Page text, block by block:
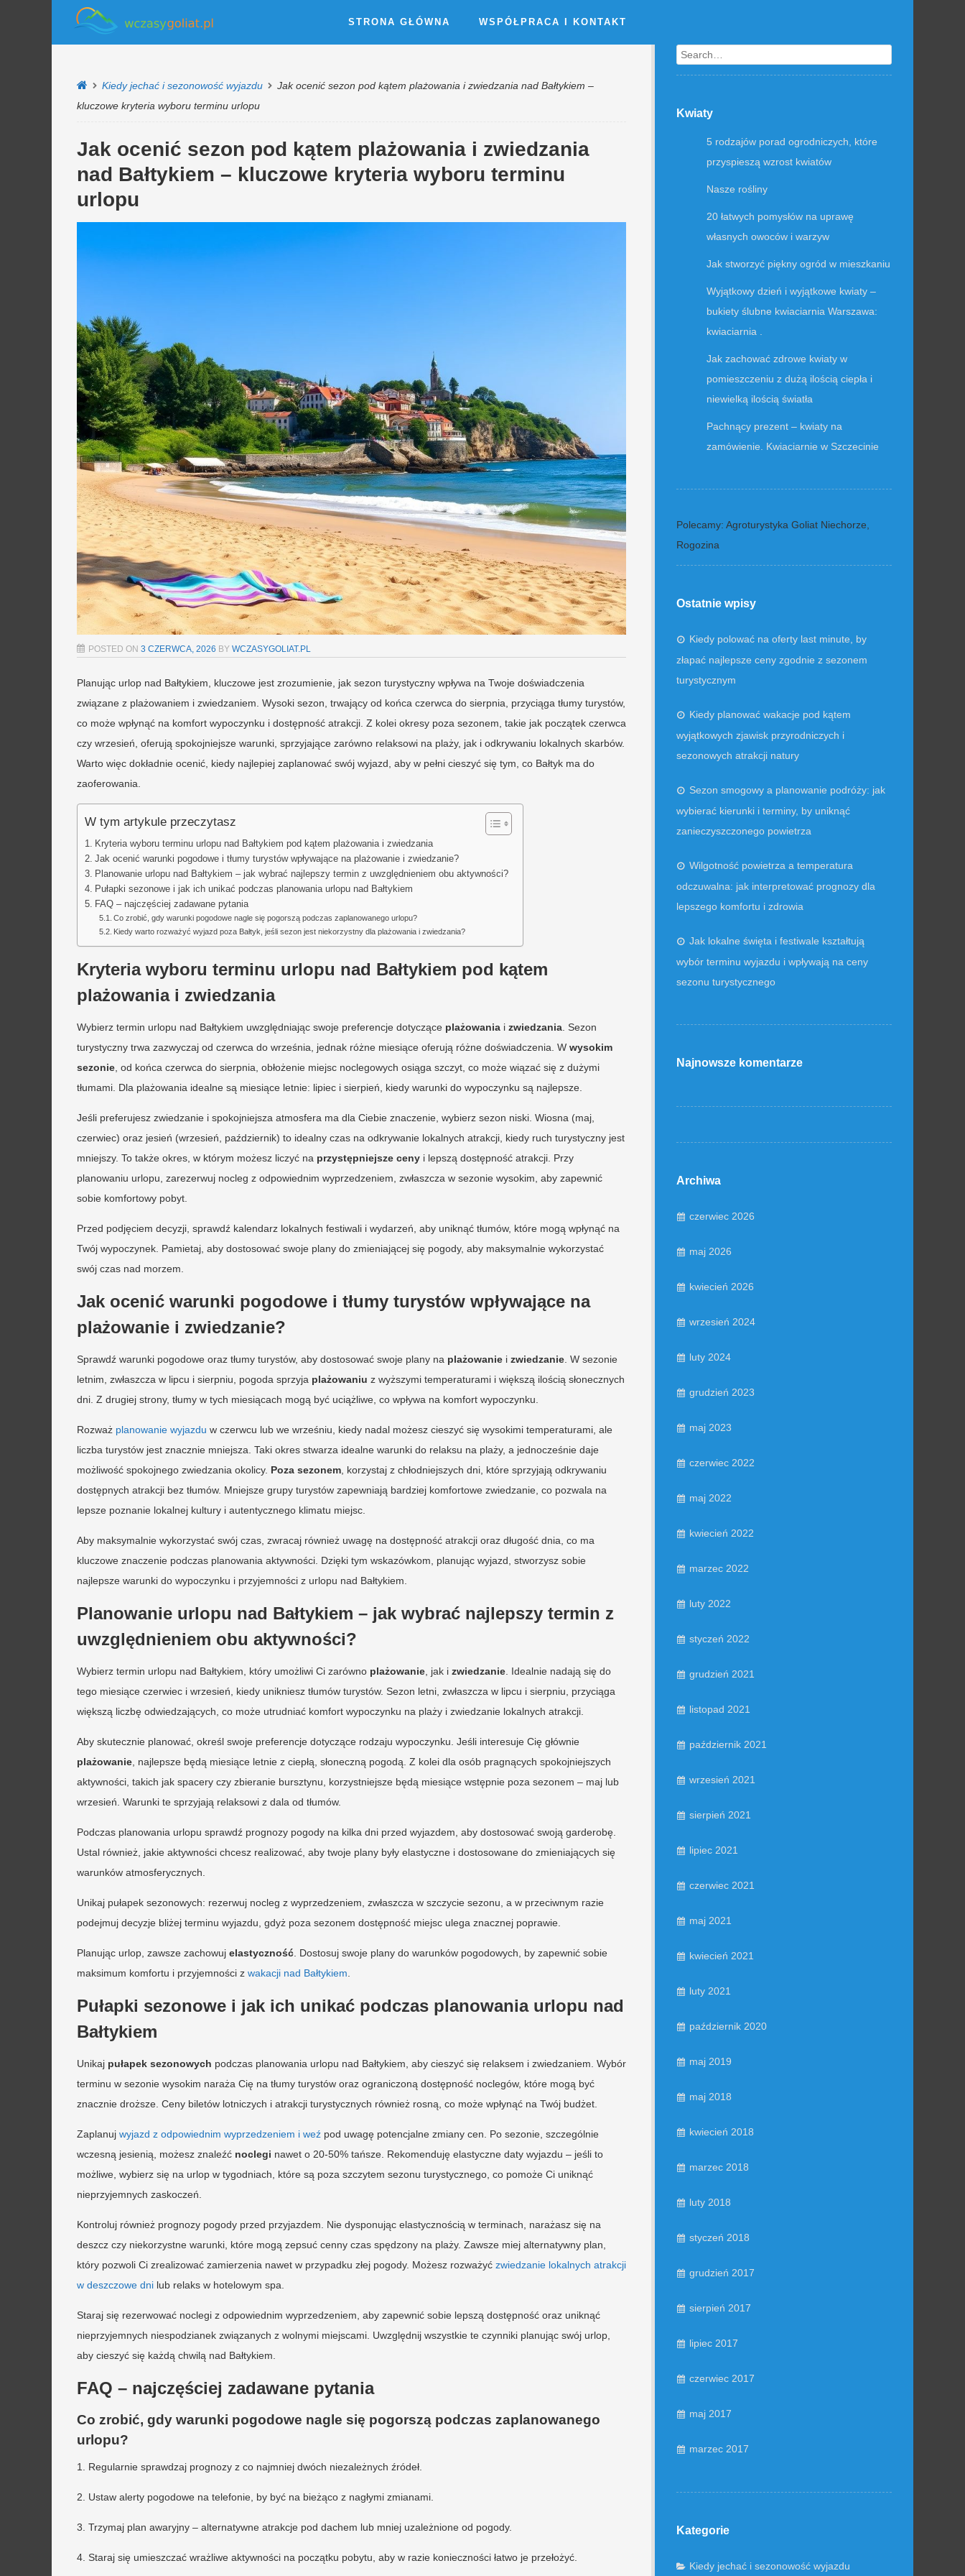
STRONA GŁÓWNA WSPÓŁPRACA I KONTAKT
Kiedy jechać i sezonowość wyjazdu
Jak ocenić sezon pod kątem plażowania i zwiedzania nad Bałtykiem –
kluczowe kryteria wyboru terminu urlopu
Jak ocenić sezon pod kątem plażowania i zwiedzania
nad Bałtykiem – kluczowe kryteria wyboru terminu
urlopu
POSTED ON 3 CZERWCA, 2026 BY WCZASYGOLIAT.PL
Planując urlop nad Bałtykiem, kluczowe jest zrozumienie, jak sezon turystyczny wpływa na Twoje doświadczenia
związane z plażowaniem i zwiedzaniem. Wysoki sezon, trwający od końca czerwca do sierpnia, przyciąga tłumy turystów,
co może wpłynąć na komfort wypoczynku i dostępność atrakcji. Z kolei okresy poza sezonem, takie jak początek czerwca
czy wrzesień, oferują spokojniejsze warunki, sprzyjające zarówno relaksowi na plaży, jak i odkrywaniu lokalnych skarbów.
Warto więc dokładnie ocenić, kiedy najlepiej zaplanować swój wyjazd, aby w pełni cieszyć się tym, co Bałtyk ma do
zaoferowania.
W tym artykule przeczytasz
Kryteria wyboru terminu urlopu nad Bałtykiem pod kątem plażowania i zwiedzania
Jak ocenić warunki pogodowe i tłumy turystów wpływające na plażowanie i zwiedzanie?
Planowanie urlopu nad Bałtykiem – jak wybrać najlepszy termin z uwzględnieniem obu aktywności?
Pułapki sezonowe i jak ich unikać podczas planowania urlopu nad Bałtykiem
FAQ – najczęściej zadawane pytania
Co zrobić, gdy warunki pogodowe nagle się pogorszą podczas zaplanowanego urlopu?
Kiedy warto rozważyć wyjazd poza Bałtyk, jeśli sezon jest niekorzystny dla plażowania i zwiedzania?
Kryteria wyboru terminu urlopu nad Bałtykiem pod kątem
plażowania i zwiedzania
Wybierz termin urlopu nad Bałtykiem uwzględniając swoje preferencje dotyczące plażowania i zwiedzania . Sezon
turystyczny trwa zazwyczaj od czerwca do września, jednak różne miesiące oferują różne doświadczenia. W wysokim
sezonie , od końca czerwca do sierpnia, obłożenie miejsc noclegowych osiąga szczyt, co może wiązać się z dużymi
tłumami. Dla plażowania idealne są miesiące letnie: lipiec i sierpień, kiedy warunki do wypoczynku są najlepsze.
Jeśli preferujesz zwiedzanie i spokojniejsza atmosfera ma dla Ciebie znaczenie, wybierz sezon niski. Wiosna (maj,
czerwiec) oraz jesień (wrzesień, październik) to idealny czas na odkrywanie lokalnych atrakcji, kiedy ruch turystyczny jest
mniejszy. To także okres, w którym możesz liczyć na przystępniejsze ceny i lepszą dostępność atrakcji. Przy
planowaniu urlopu, zarezerwuj nocleg z odpowiednim wyprzedzeniem, zwłaszcza w sezonie wysokim, aby zapewnić
sobie komfortowy pobyt.
Przed podjęciem decyzji, sprawdź kalendarz lokalnych festiwali i wydarzeń, aby uniknąć tłumów, które mogą wpłynąć na
Twój wypoczynek. Pamietaj, aby dostosować swoje plany do zmieniającej się pogody, aby maksymalnie wykorzystać
swój czas nad morzem.
Jak ocenić warunki pogodowe i tłumy turystów wpływające na
plażowanie i zwiedzanie?
Sprawdź warunki pogodowe oraz tłumy turystów, aby dostosować swoje plany na plażowanie i zwiedzanie . W sezonie
letnim, zwłaszcza w lipcu i sierpniu, pogoda sprzyja plażowaniu z wyższymi temperaturami i większą ilością słonecznych
dni. Z drugiej strony, tłumy w tych miesiącach mogą być uciążliwe, co wpływa na komfort wypoczynku.
Rozważ planowanie wyjazdu w czerwcu lub we wrześniu, kiedy nadal możesz cieszyć się wysokimi temperaturami, ale
liczba turystów jest znacznie mniejsza. Taki okres stwarza idealne warunki do relaksu na plaży, a jednocześnie daje
możliwość spokojnego zwiedzania okolicy. Poza sezonem , korzystaj z chłodniejszych dni, które sprzyjają odkrywaniu
dostępnych atrakcji bez tłumów. Mniejsze grupy turystów zapewniają bardziej komfortowe zwiedzanie, co pozwala na
lepsze poznanie lokalnej kultury i autentycznego klimatu miejsc.
Aby maksymalnie wykorzystać swój czas, zwracaj również uwagę na dostępność atrakcji oraz długość dnia, co ma
kluczowe znaczenie podczas planowania aktywności. Dzięki tym wskazówkom, planując wyjazd, stworzysz sobie
najlepsze warunki do wypoczynku i przyjemności z urlopu nad Bałtykiem.
Planowanie urlopu nad Bałtykiem – jak wybrać najlepszy termin z
uwzględnieniem obu aktywności?
Wybierz termin urlopu nad Bałtykiem, który umożliwi Ci zarówno plażowanie , jak i zwiedzanie . Idealnie nadają się do
tego miesiące czerwiec i wrzesień, kiedy unikniesz tłumów turystów. Sezon letni, zwłaszcza w lipcu i sierpniu, przyciąga
większą liczbę odwiedzających, co może utrudniać komfort wypoczynku na plaży i zwiedzanie lokalnych atrakcji.
Aby skutecznie planować, określ swoje preferencje dotyczące rodzaju wypoczynku. Jeśli interesuje Cię głównie
plażowanie , najlepsze będą miesiące letnie z ciepłą, słoneczną pogodą. Z kolei dla osób pragnących spokojniejszych
aktywności, takich jak spacery czy zbieranie bursztynu, korzystniejsze będą miesiące wstępnie poza sezonem – maj lub
wrzesień. Warunki te sprzyjają relaksowi z dala od tłumów.
Podczas planowania urlopu sprawdź prognozy pogody na kilka dni przed wyjazdem, aby dostosować swoją garderobę.
Ustal również, jakie aktywności chcesz realizować, aby twoje plany były elastyczne i dostosowane do zmieniających się
warunków atmosferycznych.
Unikaj pułapek sezonowych: rezerwuj nocleg z wyprzedzeniem, zwłaszcza w szczycie sezonu, a w przeciwnym razie
podejmuj decyzje bliżej terminu wyjazdu, gdyż poza sezonem dostępność miejsc ulega znacznej poprawie.
Planując urlop, zawsze zachowuj elastyczność . Dostosuj swoje plany do warunków pogodowych, by zapewnić sobie
maksimum komfortu i przyjemności z wakacji nad Bałtykiem
Pułapki sezonowe i jak ich unikać podczas planowania urlopu nad
Bałtykiem
Unikaj pułapek sezonowych podczas planowania urlopu nad Bałtykiem, aby cieszyć się relaksem i zwiedzaniem. Wybór
terminu w sezonie wysokim naraża Cię na tłumy turystów oraz ograniczoną dostępność noclegów, które mogą być
znacznie droższe. Ceny biletów lotniczych i atrakcji turystycznych również rosną, co może wpłynąć na Twój budżet.
Zaplanuj wyjazd z odpowiednim wyprzedzeniem i weź pod uwagę potencjalne zmiany cen. Po sezonie, szczególnie
wczesną jesienią, możesz znaleźć noclegi nawet o 20-50% tańsze. Rekomenduję elastyczne daty wyjazdu – jeśli to
możliwe, wybierz się na urlop w tygodniach, które są poza szczytem sezonu turystycznego, co pomoże Ci uniknąć
nieprzyjemnych zaskoczeń.
Kontroluj również prognozy pogody przed przyjazdem. Nie dysponując elastycznością w terminach, narażasz się na
deszcz czy niekorzystne warunki, które mogą zepsuć cenny czas spędzony na plaży. Zawsze miej alternatywny plan,
który pozwoli Ci zrealizować zamierzenia nawet w przypadku złej pogody. Możesz rozważyć zwiedzanie lokalnych atrakcji
w deszczowe dni lub relaks w hotelowym spa.
Staraj się rezerwować noclegi z odpowiednim wyprzedzeniem, aby zapewnić sobie lepszą dostępność oraz uniknąć
nieprzyjemnych niespodzianek związanych z wolnymi miejscami. Uwzględnij wszystkie te czynniki planując swój urlop,
aby cieszyć się każdą chwilą nad Bałtykiem.
FAQ – najczęściej zadawane pytania
Co zrobić, gdy warunki pogodowe nagle się pogorszą podczas zaplanowanego
urlopu?
1. Regularnie sprawdzaj prognozy z co najmniej dwóch niezależnych źródeł.
2. Ustaw alerty pogodowe na telefonie, by być na bieżąco z nagłymi zmianami.
3. Trzymaj plan awaryjny – alternatywne atrakcje pod dachem lub mniej uzależnione od pogody.
4. Staraj się umieszczać wrażliwe aktywności na początku pobytu, aby w razie konieczności łatwo je przełożyć.
Search
Kwiaty
5 rodzajów porad ogrodniczych, które
przyspieszą wzrost kwiatów
Nasze rośliny
20 łatwych pomysłów na uprawę
własnych owoców i warzyw
Jak stworzyć piękny ogród w mieszkaniu
Wyjątkowy dzień i wyjątkowe kwiaty –
bukiety ślubne kwiaciarnia Warszawa:
kwiaciarnia .
Jak zachować zdrowe kwiaty w
pomieszczeniu z dużą ilością ciepła i
niewielką ilością światła
Pachnący prezent – kwiaty na
zamówienie. Kwiaciarnie w Szczecinie
Polecamy: Agroturystyka Goliat Niechorze,
Rogozina
Ostatnie wpisy
Kiedy polować na oferty last minute, by
złapać najlepsze ceny zgodnie z sezonem
turystycznym
Kiedy planować wakacje pod kątem
wyjątkowych zjawisk przyrodniczych i
sezonowych atrakcji natury
Sezon smogowy a planowanie podróży: jak
wybierać kierunki i terminy, by uniknąć
zanieczyszczonego powietrza
Wilgotność powietrza a temperatura
odczuwalna: jak interpretować prognozy dla
lepszego komfortu i zdrowia
Jak lokalne święta i festiwale kształtują
wybór terminu wyjazdu i wpływają na ceny
sezonu turystycznego
Najnowsze komentarze
Archiwa
czerwiec 2026
maj 2026
kwiecień 2026
wrzesień 2024
luty 2024
grudzień 2023
maj 2023
czerwiec 2022
maj 2022
kwiecień 2022
marzec 2022
luty 2022
styczeń 2022
grudzień 2021
listopad 2021
październik 2021
wrzesień 2021
sierpień 2021
lipiec 2021
czerwiec 2021
maj 2021
kwiecień 2021
luty 2021
październik 2020
maj 2019
maj 2018
kwiecień 2018
marzec 2018
luty 2018
styczeń 2018
grudzień 2017
sierpień 2017
lipiec 2017
czerwiec 2017
maj 2017
marzec 2017
Kategorie
Kiedy jechać i sezonowość wyjazdu